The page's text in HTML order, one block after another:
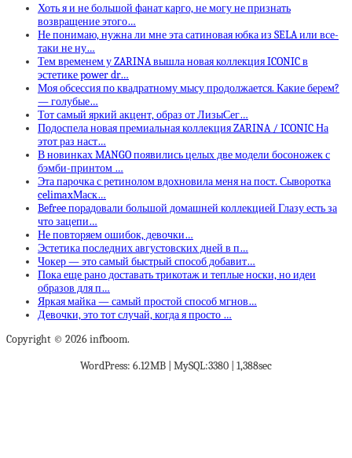
Хоть я и не большой фанат карго, не могу не признать
возвращение этого…
Не понимаю, нужна ли мне эта сатиновая юбка из SELA или все-
таки не ну…
Тем временем у ZARINA вышла новая коллекция ICONIC в
эстетике power dr…
Моя обсессия по квадратному мысу продолжается. Какие берем?
— голубые…
Тот самый яркий акцент, образ от ЛизыСег…
Подоспела новая премиальная коллекция ZARINA / ICONIC На
этот раз наст…
В новинках MANGO появились целых две модели босоножек с
бэмби-принтом …
Эта парочка с ретинолом вдохновила меня на пост. Сыворотка
celimaxМаск…
Befree порадовали большой домашней коллекцией Глазу есть за
что зацепи…
Не повторяем ошибок, девочки…
Эстетика последних августовских дней в п…
Чокер — это самый быстрый способ добавит…
Пока еще рано доставать трикотаж и теплые носки, но идеи
образов для п…
Яркая майка — самый простой способ мгнов…
Девочки, это тот случай, когда я просто …
Copyright © 2026 infboom.
WordPress: 6.12MB | MySQL:3380 | 1,388sec